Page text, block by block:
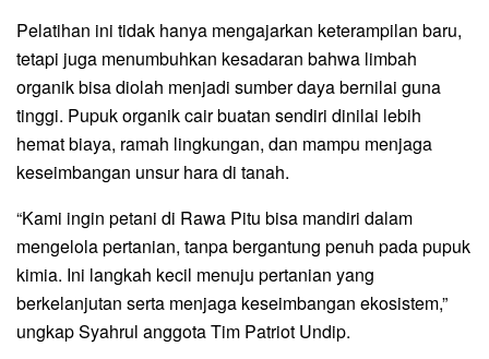
Pelatihan ini tidak hanya mengajarkan keterampilan baru,
tetapi juga menumbuhkan kesadaran bahwa limbah
organik bisa diolah menjadi sumber daya bernilai guna
tinggi. Pupuk organik cair buatan sendiri dinilai lebih
hemat biaya, ramah lingkungan, dan mampu menjaga
keseimbangan unsur hara di tanah.
“Kami ingin petani di Rawa Pitu bisa mandiri dalam
mengelola pertanian, tanpa bergantung penuh pada pupuk
kimia. Ini langkah kecil menuju pertanian yang
berkelanjutan serta menjaga keseimbangan ekosistem,”
ungkap Syahrul anggota Tim Patriot Undip.